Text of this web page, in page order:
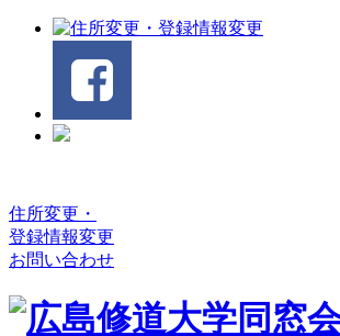
住所変更・
登録情報変更
お問い合わせ